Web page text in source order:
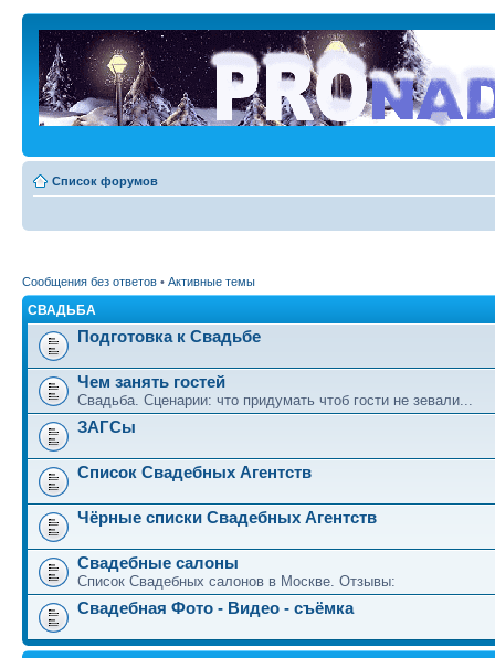
Список форумов
Сообщения без ответов • Активные темы
СВАДЬБА
Подготовка к Свадьбе
Чем занять гостей
Свадьба. Сценарии: что придумать чтоб гости не зевали...
ЗАГСы
Список Свадебных Агентств
Чёрные списки Свадебных Агентств
Свадебные салоны
Список Свадебных салонов в Москве. Отзывы:
Свадебная Фото - Видео - съёмка